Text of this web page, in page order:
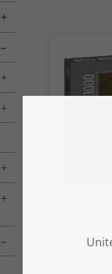
Toggle menu
Toggle menu
Toggle menu
Toggle menu
Toggle menu
Toggle menu
Toggle menu